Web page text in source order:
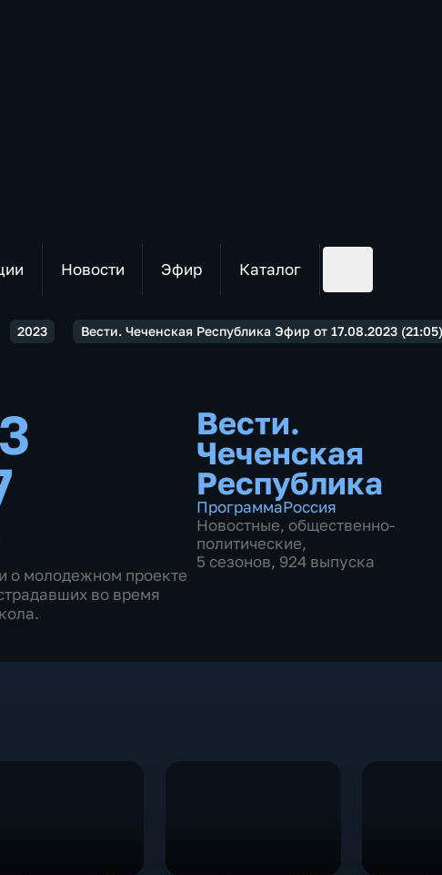
Новости Эфир Каталог
2023 Вести. Чеченская Республика Эфир от 17.08.2023 (21:05)
о молодежном проекте
во время
Вести.
Чеченская
Республика
ПрограммаРоссия
Новостные, общественно-
политические,
5 сезонов, 924 выпуска